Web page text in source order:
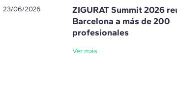
23/06/2026
ZIGURAT Summit 2026
Barcelona a más de 200
profesionales
Ver más